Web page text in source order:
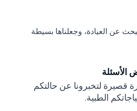
عن العيادة، وجعلناها بسيطة
قصيرة لتخبرونا عن حالتكم
الطبية.